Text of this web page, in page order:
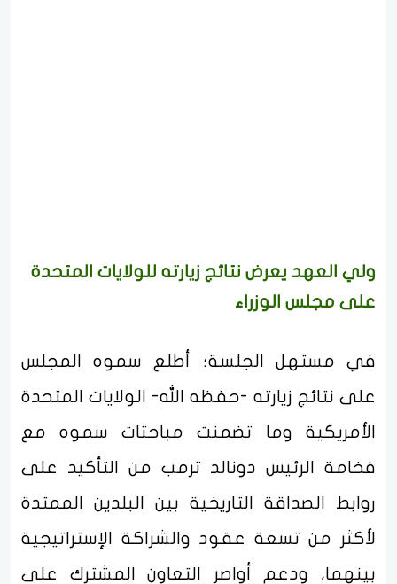
ولي العهد يعرض نتائج زيارته للولايات المتحدة
على مجلس الوزراء
في مستهل الجلسة؛ أطلع سموه المجلس
على نتائج زيارته -حفظه الله- الولايات المتحدة
الأمريكية وما تضمنت مباحثات سموه مع
فخامة الرئيس دونالد ترمب من التأكيد على
روابط الصداقة التاريخية بين البلدين الممتدة
لأكثر من تسعة عقود والشراكة الإستراتيجية
بينهما، ودعم أواصر التعاون المشترك على